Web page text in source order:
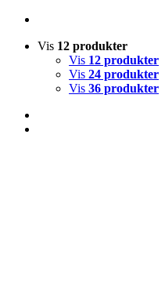
Vis 12 produkter
Vis 12 produkter
Vis 24 produkter
Vis 36 produkter